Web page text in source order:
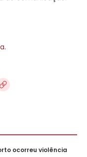
ocorreu violência